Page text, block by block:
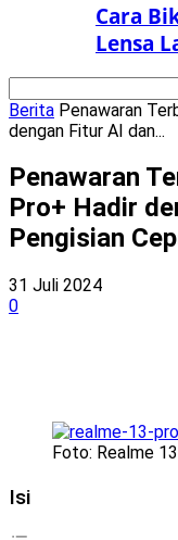
Cara
Lensa
Berita Penawaran
dengan Fitur AI dan...
Penawaran
Pro+ Hadir
Pengisian
31 Juli 2024
0
Foto: Realme
Isi